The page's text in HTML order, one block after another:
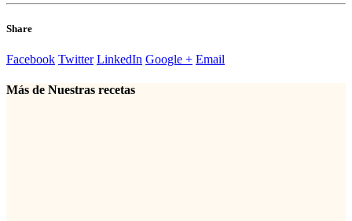
Share
Facebook Twitter LinkedIn Google + Email
Más de Nuestras recetas